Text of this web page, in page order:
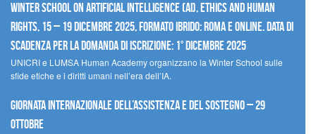
Winter School on Artificial Intelligence (AI), Ethics and Human
Rights, 15 – 19 dicembre 2025, Formato Ibrido: Roma e online. Data di
scadenza per la domanda di iscrizione: 1° dicembre 2025
UNICRI e LUMSA Human Academy organizzano la Winter School sulle
sfide etiche e i diritti umani nell’era dell’IA.
Giornata internazionale dell’assistenza e del sostegno – 29
ottobre